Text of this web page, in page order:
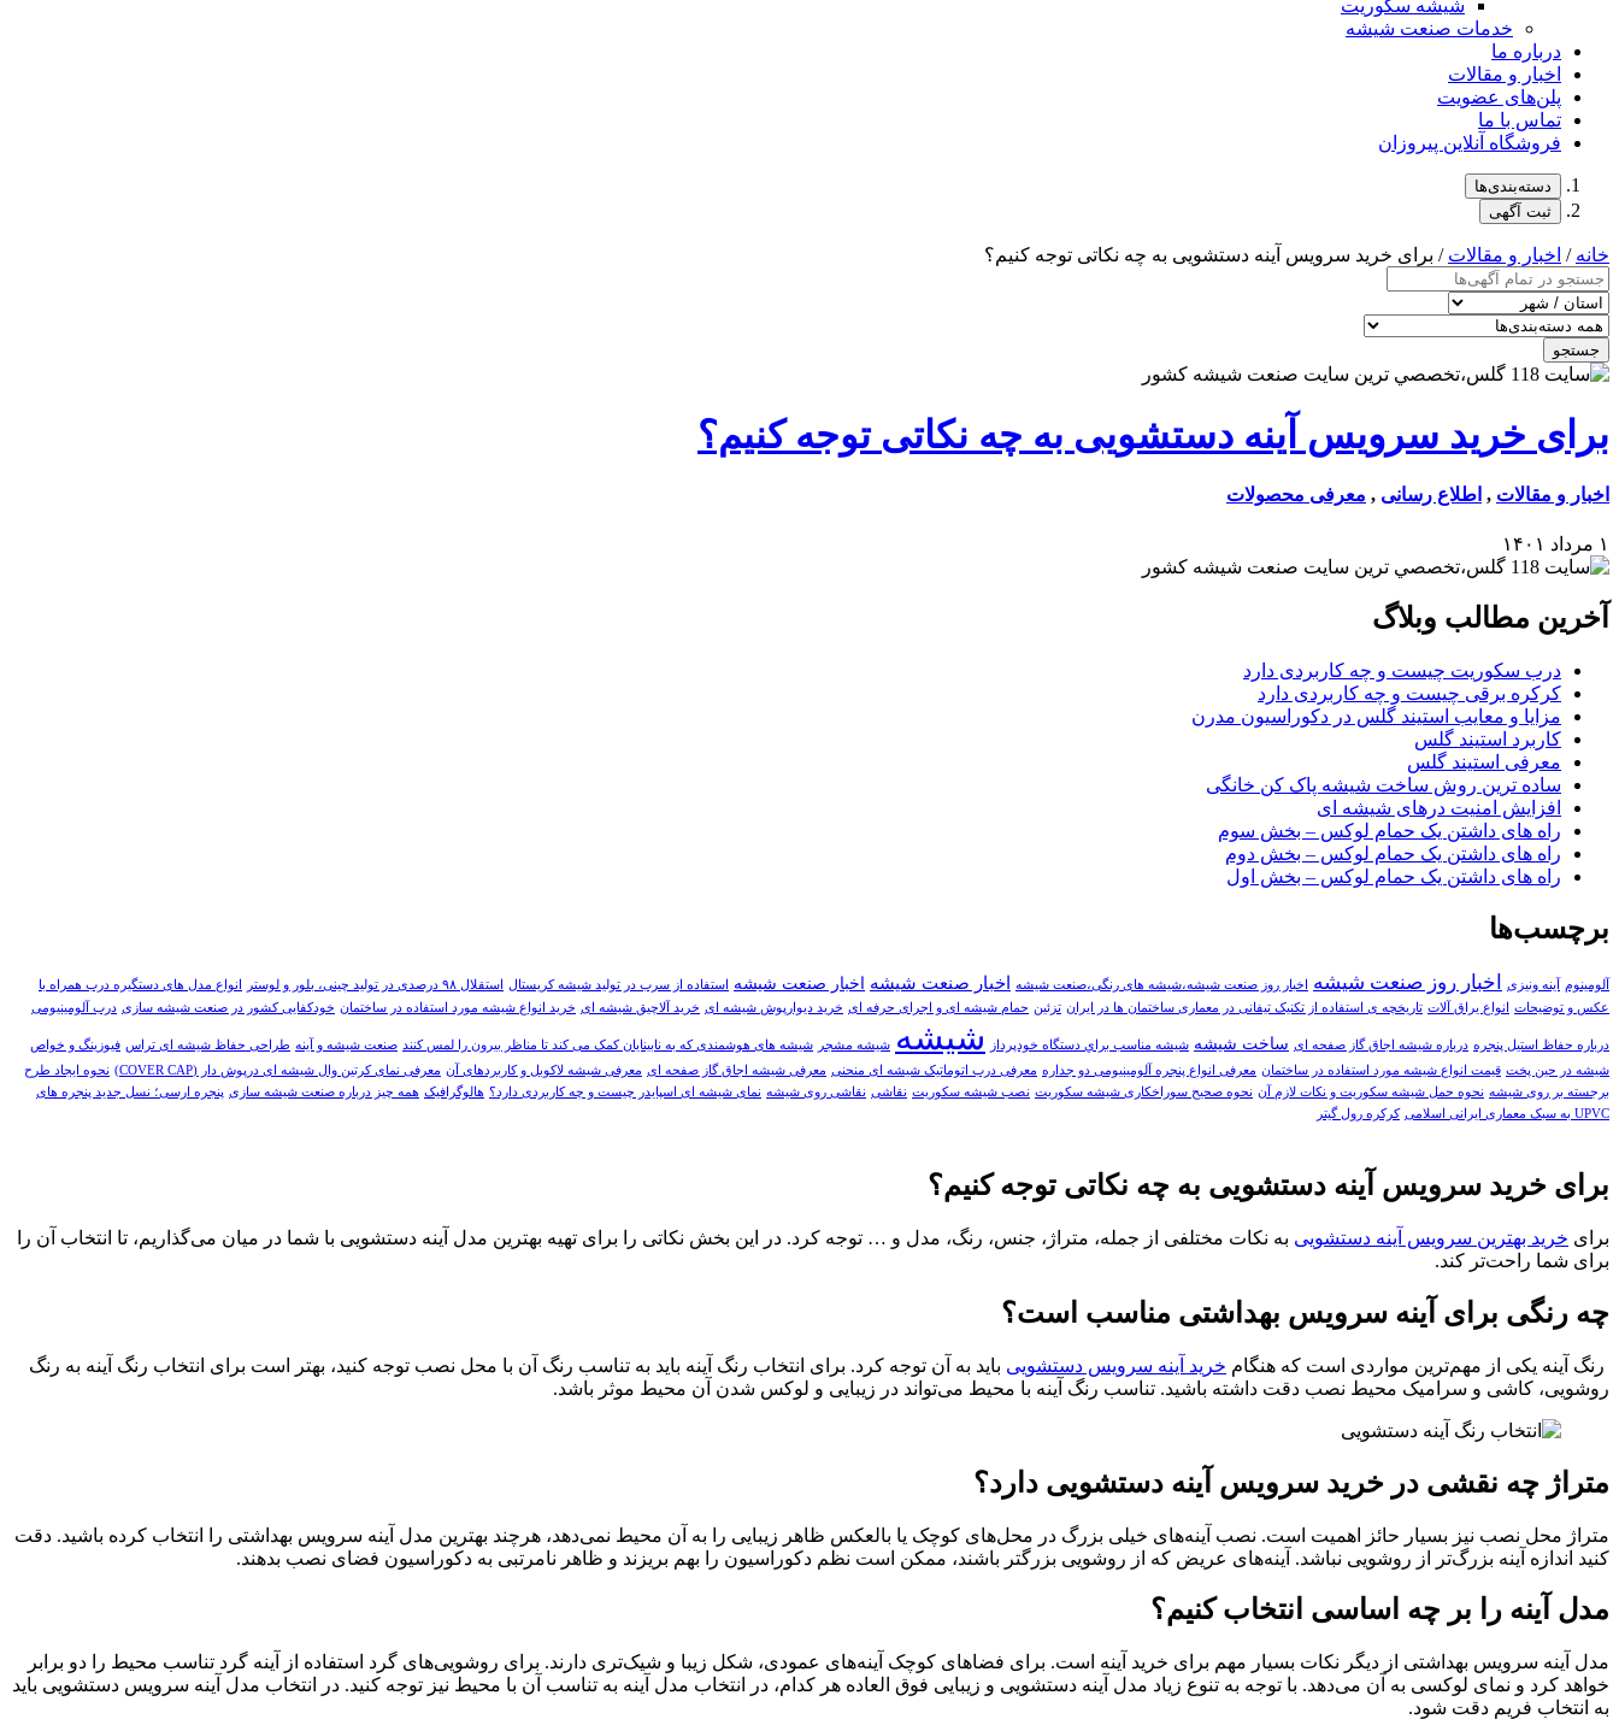
شیشه سکوریت
خدمات صنعت شیشه
درباره ما
اخبار و مقالات
پلن‌های عضویت
تماس با ما
فروشگاه آنلاین پیروزان
دسته‌بندی‌ها
ثبت آگهی
خانه / اخبار و مقالات / برای خرید سرویس آینه دستشویی به چه نکاتی توجه کنیم؟
جستجو
برای خرید سرویس آینه دستشویی به چه نکاتی توجه کنیم؟
اخبار و مقالات , اطلاع رسانی , معرفی محصولات
۱ مرداد ۱۴۰۱
آخرین مطالب وبلاگ
درب سکوریت چیست و چه کاربردی دارد
کرکره برقی چیست و چه کاربردی دارد
مزایا و معایب استیند گلس در دکوراسیون مدرن
کاربرد استیند گلس
معرفی استیند گلس
ساده ترین روش ساخت شیشه پاک کن خانگی
افزایش امنیت درهای شیشه ای
راه های داشتن یک حمام لوکس – بخش سوم
راه های داشتن یک حمام لوکس – بخش دوم
راه های داشتن یک حمام لوکس – بخش اول
برچسب‌ها
آلومینوم آینه ونیزی اخبار روز صنعت شیشه اخبار روز صنعت شیشه،شیشه های رنگی،صنعت شیشه اخبار صنعت شيشه اخبار صنعت شیشه استفاده از سرب در تولید شیشه کریستال استقلال ۹۸ درصدی در تولید چینی، بلور و لوستر
انواع مدل های دستگیره درب همراه با
عکس و توضیحات
انواع یراق آلات تاریخچه ی استفاده از تکنیک تیفانی در معماری ساختمان ها در ایران تزئین حمام شیشه ای و اجرای حرفه ای خريد دیوارپوش شیشه ای خرید آلاچیق شیشه ای خرید انواع شیشه مورد استفاده در ساختمان خودکفایی کشور در صنعت شیشه سازی درب آلومینیومی
درباره حفاظ استیل پنجره درباره شیشه اجاق گاز صفحه ای ساخت شیشه شيشه مناسب براي دستگاه خودپرداز شیشه شیشه مشجر شیشه های هوشمندی که به نابینایان کمک می کند تا مناظر بیرون را لمس کنند صنعت شیشه و آینه طراحی حفاظ شیشه ای تراس فیوزینگ و خواص
شیشه در حین پخت قیمت انواع شیشه مورد استفاده در ساختمان معرفی انواع پنجره آلومینیومی دو جداره معرفی درب اتوماتیک شیشه ای منحنی معرفی شیشه اجاق گاز صفحه ای معرفی شیشه لاکوبل و کاربردهای آن معرفی نمای کرتین وال شیشه ای درپوش دار (COVER CAP)
نحوه ایجاد طرح
برجسته بر روی شیشه نحوه حمل شیشه سکوریت و نکات لازم آن نحوه صحیح سوراخکاری شیشه سکوریت نصب شیشه سکوریت نقاشی نقاشی روی شیشه نمای شیشه ای اسپایدر چیست و چه کاربردی دارد؟ هالوگرافیک همه چیز درباره صنعت شیشه سازی پنجره ارسی؛ نسل جدید پنجره های
UPVC به سبک معماری ایرانی اسلامی
کرکره رول گیتر
برای خرید سرویس آینه دستشویی به چه نکاتی توجه کنیم؟
برای خرید بهترین سرویس آینه دستشویی به نکات مختلفی از جمله، متراژ، جنس، رنگ، مدل و … توجه کرد. در این ‌بخش نکاتی را برای تهیه بهترین مدل آینه دستشویی با شما در میان می‌گذاریم، تا انتخاب آن را
برای شما راحت‌تر کند.
چه رنگی برای آینه سرویس بهداشتی مناسب است؟
رنگ آینه یکی از مهم‌ترین مواردی است که هنگام خرید آینه سرویس دستشویی باید به آن توجه کرد. برای انتخاب رنگ آینه باید به تناسب رنگ آن با محل نصب توجه کنید، بهتر است برای انتخاب رنگ آینه به رنگ
روشویی، کاشی و سرامیک محیط نصب دقت داشته باشید. تناسب رنگ آینه با محیط می‌تواند در زیبایی و لوکس شدن آن محیط موثر باشد.
متراژ چه نقشی در خرید سرویس آینه دستشویی دارد؟
متراژ محل نصب نیز بسیار حائز اهمیت است. نصب آینه‌‌‌‌‌های خیلی بزرگ در محل‌‌‌‌‌های کوچک یا بالعکس ظاهر زیبایی را به آن محیط نمی‌دهد، هرچند بهترین مدل آینه سرویس بهداشتی را انتخاب کرده باشید. دقت
کنید اندازه آینه بزرگ‌تر از روشویی نباشد. آینه‌‌‌‌‌های عریض که از روشویی بزرگتر باشند، ممکن است نظم دکوراسیون را بهم بریزند و ظاهر نامرتبی به دکوراسیون فضای نصب بدهند.
مدل آینه را بر چه اساسی انتخاب کنیم؟
مدل آینه سرویس بهداشتی از دیگر نکات بسیار مهم برای خرید آینه است. برای فضاهای کوچک آینه‌‌‌‌‌های عمودی، شکل زیبا و شیک‌تری دارند. برای روشویی‌‌‌‌‌های گرد استفاده از آینه گرد تناسب محیط را دو برابر
خواهد کرد و نمای لوکسی به آن می‌دهد. با توجه به تنوع زیاد مدل آینه دستشویی و زیبایی فوق العاده هر کدام، در انتخاب مدل آینه به تناسب آن با محیط نیز توجه کنید. در انتخاب مدل آینه سرویس دستشویی باید
به انتخاب فریم دقت شود.